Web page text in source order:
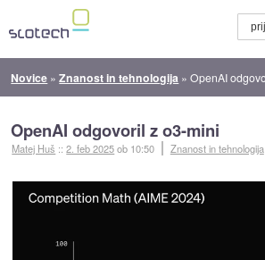
Novice »Znanost in tehnologija »OpenAI
OpenAI odgovoril z o3-mini
Matej Huš ::2. feb 2025ob 10:50 Znanost in tehnologija